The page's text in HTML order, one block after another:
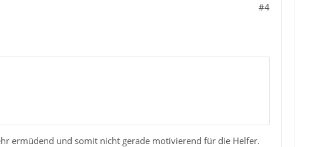
#4
ermüdend und somit nicht gerade motivierend für die Helfer.